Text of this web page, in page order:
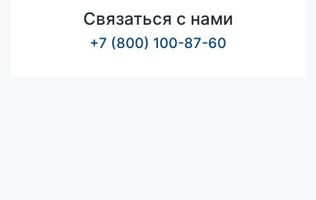
Связаться с нами
+7 (800) 100-87-60